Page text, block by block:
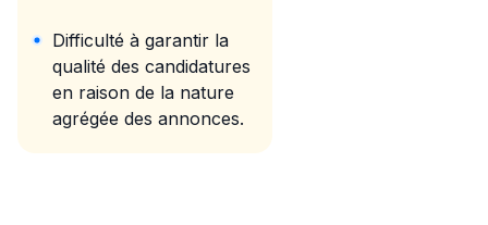
Difficulté à garantir la
qualité des candidatures
en raison de la nature
agrégée des annonces.